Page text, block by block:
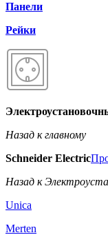
Панели
Рейки
Назад к главному
Schneider Electric
Назад к
Unica
Merten